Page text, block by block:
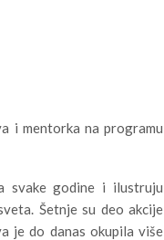
i mentorka na programu
svake godine i ilustruju
Šetnje su deo akcije
je do danas okupila više